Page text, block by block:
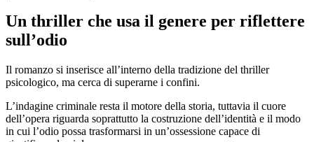
Un thriller che usa il genere per riflettere
sull’odio
Il romanzo si inserisce all’interno della tradizione del thriller
psicologico, ma cerca di superarne i confini.
L’indagine criminale resta il motore della storia, tuttavia il cuore
dell’opera riguarda soprattutto la costruzione dell’identità e il modo
in cui l’odio possa trasformarsi in un’ossessione capace di